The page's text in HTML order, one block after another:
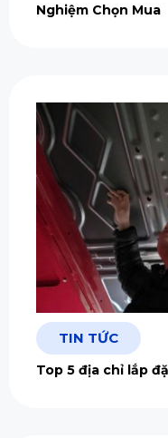
Nghiệm Chọn Mua
TIN TỨC
Top 5 địa chỉ lắp